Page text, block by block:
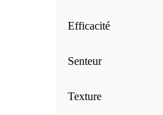
Efficacité
Senteur
Texture